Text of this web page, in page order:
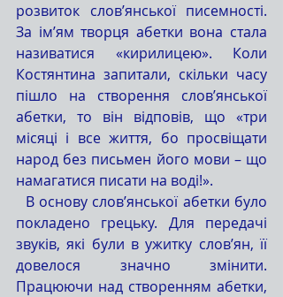
розвиток слов’янської писемності.
За ім’ям творця абетки вона стала
називатися «кирилицею». Коли
Костянтина запитали, скільки часу
пішло на створення слов’янської
абетки, то він відповів, що «три
місяці і все життя, бо просвіщати
народ без письмен його мови – що
намагатися писати на воді!».
покладено грецьку. Для передачі
звуків, які були в ужитку слов’ян, її
довелося значно змінити.
Працюючи над створенням абетки,